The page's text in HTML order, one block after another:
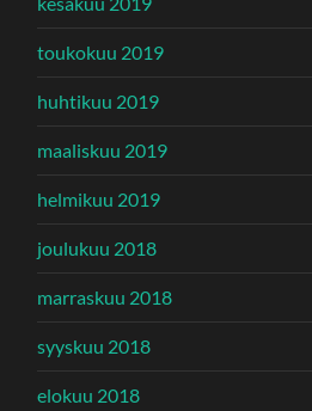
toukokuu 2019
huhtikuu 2019
maaliskuu 2019
helmikuu 2019
joulukuu 2018
marraskuu 2018
syyskuu 2018
elokuu 2018